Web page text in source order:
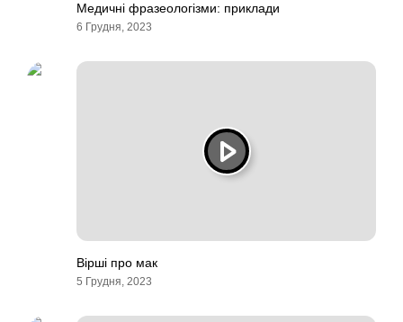
Медичні фразеологізми: приклади
6 Грудня, 2023
Вірші про мак
5 Грудня, 2023